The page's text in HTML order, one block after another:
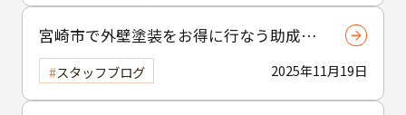
宮崎市で外壁塗装をお得に行なう助成金
制度の活用方法
2025年11月19日
スタッフブログ